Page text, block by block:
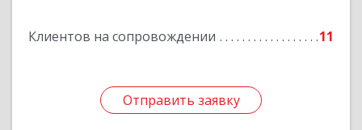
Клиентов на сопровождении 11
Отправить заявку
Отправить заявку